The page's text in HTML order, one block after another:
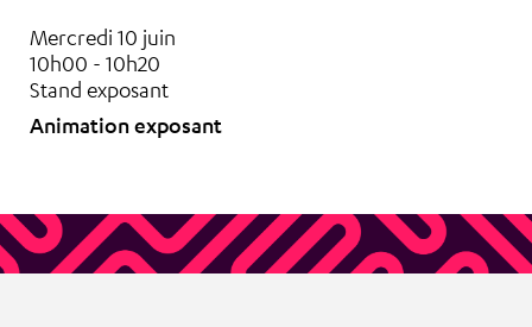
Mercredi 10 juin
10h00 - 10h20
Stand exposant
Animation exposant